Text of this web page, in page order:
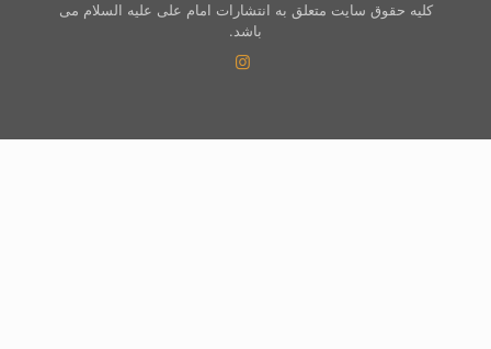
کلیه حقوق سایت متعلق به انتشارات امام علی علیه السلام می
باشد.